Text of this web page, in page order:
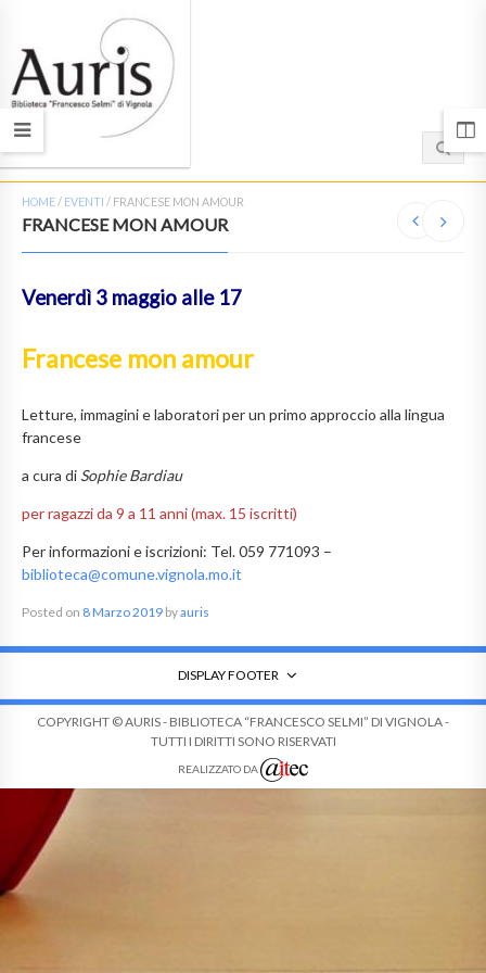
HOME/ EVENTI / FRANCESE MON AMOUR
FRANCESE MON AMOUR
Venerdì 3 maggio alle 17
Francese mon amour
Letture, immagini e laboratori per un primo approccio alla lingua
francese
a cura di Sophie Bardiau
per ragazzi da 9 a 11 anni (max. 15 iscritti)
Per informazioni e iscrizioni: Tel. 059 771093 –
biblioteca@comune.vignola.mo.it
Posted on 8 Marzo 2019 byauris
DISPLAY FOOTER
COPYRIGHT © AURIS - BIBLIOTECA “FRANCESCO SELMI” DI VIGNOLA -
TUTTI I DIRITTI SONO RISERVATI
REALIZZATO DA